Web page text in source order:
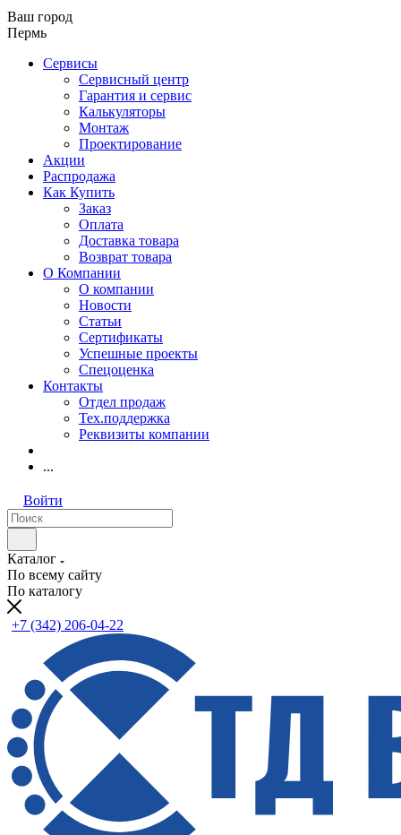
Ваш город
Пермь
Сервисы
Сервисный центр
Гарантия и сервис
Калькуляторы
Монтаж
Проектирование
Акции
Распродажа
Как Купить
Заказ
Оплата
Доставка товара
Возврат товара
О Компании
О компании
Новости
Статьи
Сертификаты
Успешные проекты
Спецоценка
Контакты
Отдел продаж
Тех.поддержка
Реквизиты компании
...
Войти
Каталог
По всему сайту
По каталогу
+7 (342) 206-04-22